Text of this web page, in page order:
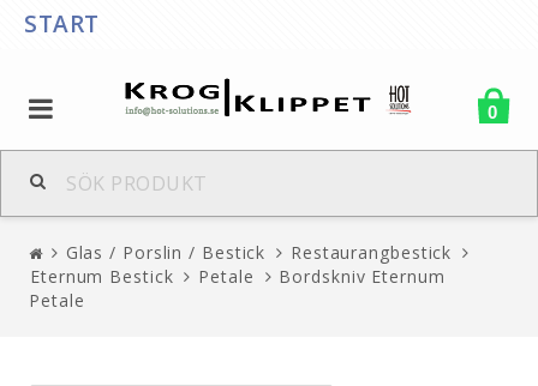
START
0
Glas / Porslin / Bestick
Restaurangbestick
Eternum Bestick
Petale
Bordskniv Eternum
Petale